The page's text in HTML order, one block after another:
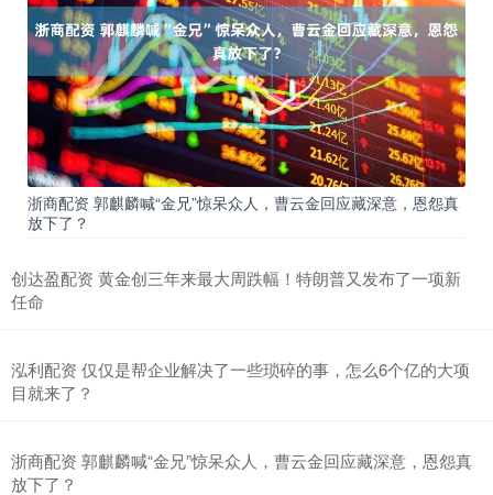
浙商配资 郭麒麟喊“金兄”惊呆众人，曹云金回应藏深意，恩怨真
放下了？
创达盈配资 黄金创三年来最大周跌幅！特朗普又发布了一项新
任命
泓利配资 仅仅是帮企业解决了一些琐碎的事，怎么6个亿的大项
目就来了？
浙商配资 郭麒麟喊“金兄”惊呆众人，曹云金回应藏深意，恩怨真
放下了？